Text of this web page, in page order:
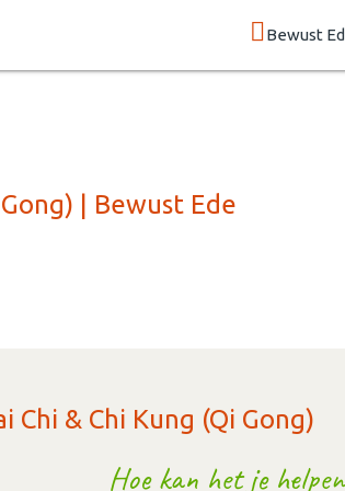
Bewust
| Bewust Ede
Chi & Chi Kung (Qi Gong)
Hoe kan het je